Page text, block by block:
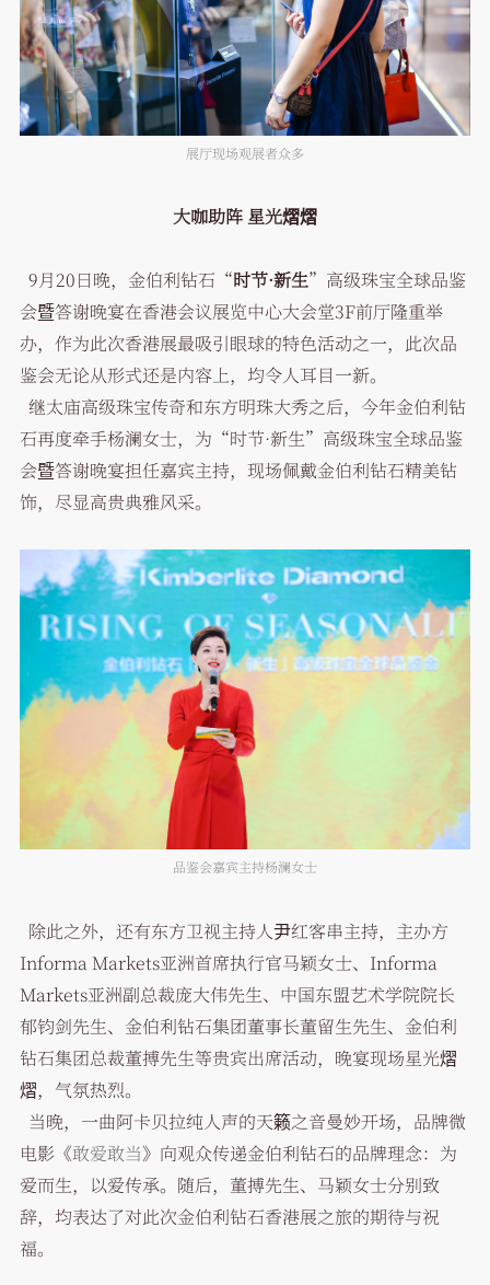
展厅现场观展者众多
大咖助阵 星光熠熠
9月20日晚，金伯利钻石“时节·新生”高级珠宝全球品鉴
会暨答谢晚宴在香港会议展览中心大会堂3F前厅隆重举
办，作为此次香港展最吸引眼球的特色活动之一，此次品
鉴会无论从形式还是内容上，均令人耳目一新。
继太庙高级珠宝传奇和东方明珠大秀之后，今年金伯利钻
石再度牵手杨澜女士，为“时节·新生”高级珠宝全球品鉴
会暨答谢晚宴担任嘉宾主持，现场佩戴金伯利钻石精美钻
饰，尽显高贵典雅风采。
品鉴会嘉宾主持杨澜女士
除此之外，还有东方卫视主持人尹红客串主持，主办方
Informa Markets亚洲首席执行官马颖女士、Informa
Markets亚洲副总裁庞大伟先生、中国东盟艺术学院院长
郁钧剑先生、金伯利钻石集团董事长董留生先生、金伯利
钻石集团总裁董搏先生等贵宾出席活动，晚宴现场星光熠
熠，气氛热烈。
当晚，一曲阿卡贝拉纯人声的天籁之音曼妙开场，品牌微
电影《敢爱敢当》向观众传递金伯利钻石的品牌理念：为
爱而生，以爱传承。随后，董搏先生、马颖女士分别致
辞，均表达了对此次金伯利钻石香港展之旅的期待与祝
福。